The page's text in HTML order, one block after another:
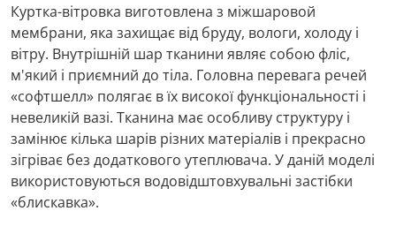
Куртка-вітровка виготовлена ​​з міжшаровой
мембрани, яка захищає від бруду, вологи, холоду і
вітру. Внутрішній шар тканини являє собою фліс,
м'який і приємний до тіла. Головна перевага речей
«софтшелл» полягає в їх високої функціональності і
невеликій вазі. Тканина має особливу структуру і
замінює кілька шарів різних матеріалів і прекрасно
зігріває без додаткового утеплювача. У даній моделі
використовуються водовідштовхувальні застібки
«блискавка».